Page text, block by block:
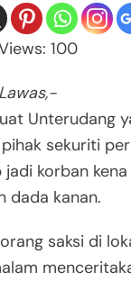
100
Unterudang
sekuriti
jadi korban
dada kanan.
saksi di